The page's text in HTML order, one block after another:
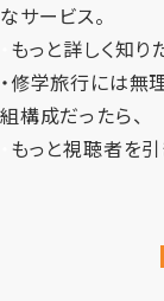
なサービス。
もっと詳しく知り
・修学旅行には無
組構成だったら、
もっと視聴者を